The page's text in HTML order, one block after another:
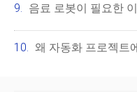
음료 로봇이 필요한
왜 자동화 프로젝트